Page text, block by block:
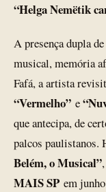
“Helga Nemëtik
A presença dupla
musical, memória
Fafá, a artista
“Vermelho” e
que antecipa, de
palcos paulistanos.
Belém, o Musical”
MAIS SP em